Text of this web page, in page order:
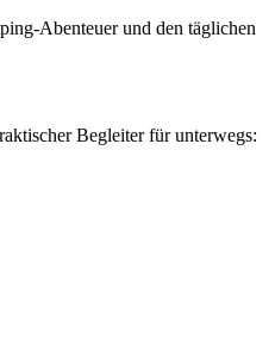
Abenteuer und den täglichen
Begleiter für unterwegs: